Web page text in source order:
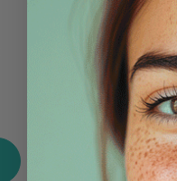
180,00 €
Full
Big Foot
In den